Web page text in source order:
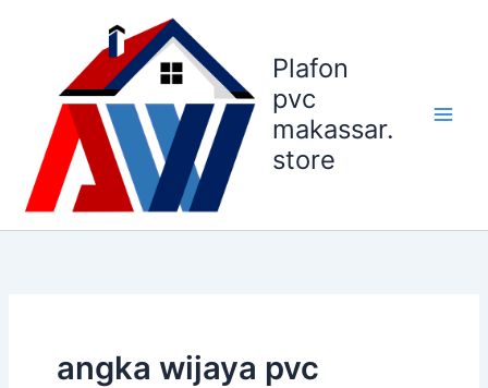
Plafon
pvc
makassar.
store
angka wijaya pvc